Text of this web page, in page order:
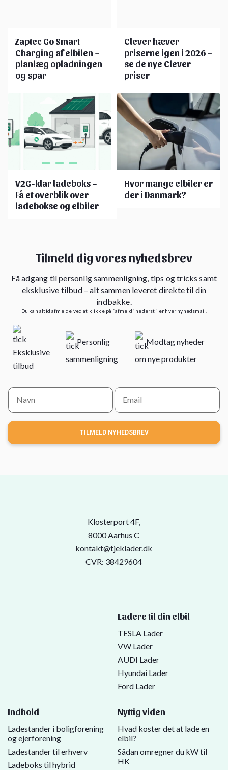
Zaptec Go Smart
Charging af elbilen –
planlæg opladningen
og spar
Clever hæver
priserne igen i 2026 –
se de nye Clever
priser
V2G-klar ladeboks –
Få et overblik over
ladebokse og elbiler
Hvor mange elbiler er
der i Danmark?
Tilmeld dig vores nyhedsbrev
Få adgang til personlig sammenligning, tips og tricks samt
eksklusive tilbud – alt sammen leveret direkte til din
indbakke.
Du kan altid afmelde ved at klikke på “afmeld” nederst i enhver nyhedsmail.
Eksklusive
tilbud
Personlig
sammenligning
Modtag nyheder
om nye produkter
TILMELD NYHEDSBREV
Klosterport 4F,
8000 Aarhus C
kontakt@tjeklader.dk
CVR: 38429604
Ladere til din elbil
TESLA Lader
VW Lader
AUDI Lader
Hyundai Lader
Ford Lader
Indhold
Ladestander i boligforening
og ejerforening
Ladestander til erhverv
Ladeboks til hybrid
Nyttig viden
Hvad koster det at lade en
elbil?
Sådan omregner du kW til
HK